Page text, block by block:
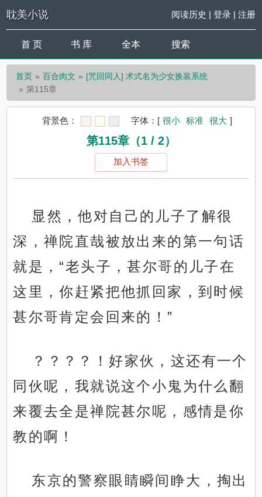
耽美小说 阅读历史 | 登录| 注册
首 页 书 库 全本 搜索
首页 百合肉文
[咒回同人] 术式名为少女换装系统
第115章
背景色： 字体： [ 很小 标准 很大 ]
第115章（1 / 2）
加入书签
显然，他对自己的儿子了解很
深，禅院直哉被放出来的第一句话
就是，“老头子，甚尔哥的儿子在
这里，你赶紧把他抓回家，到时候
甚尔哥肯定会回来的！”
？？？？！好家伙，这还有一个
同伙呢，我就说这个小鬼为什么翻
来覆去全是禅院甚尔呢，感情是你
教的啊！
东京的警察眼睛瞬间睁大，掏出